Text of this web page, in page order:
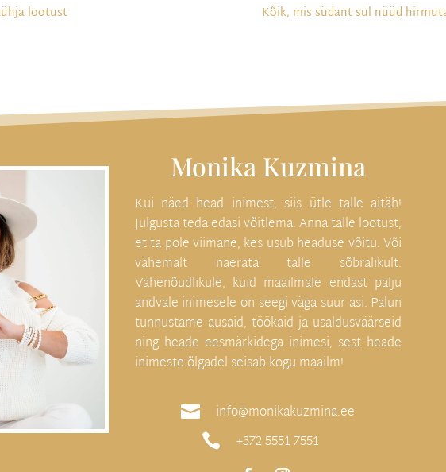
lootust Kõik, mis südant sul nüüd
Monika Kuzmina
Kui näed head inimest, siis ütle talle aitäh!
Julgusta teda edasi võitlema. Anna talle lootust,
et ta pole viimane, kes usub headuse võitu. Või
vähemalt naerata talle sõbralikult.
Vähenõudlikule, kuid maailmale endast palju
andvale inimesele on seegi väga suur asi. Palun
tunnustame ausaid, töökaid ja usaldusväärseid
ning heade eesmärkidega inimesi, sest heade
inimeste õlgadel seisab kogu maailm!
 info@monikakuzmina.ee
 +372 5551 7551